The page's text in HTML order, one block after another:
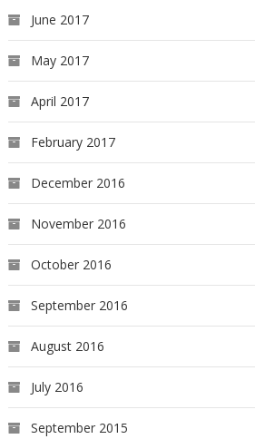
June 2017
May 2017
April 2017
February 2017
December 2016
November 2016
October 2016
September 2016
August 2016
July 2016
September 2015